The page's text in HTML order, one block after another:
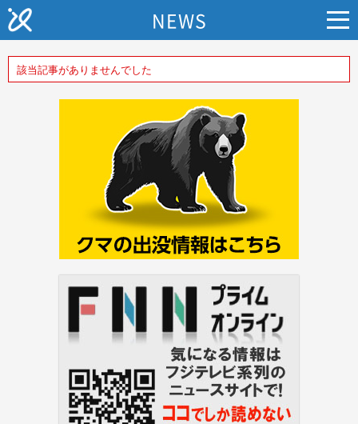
NEWS
該当記事がありませんでした